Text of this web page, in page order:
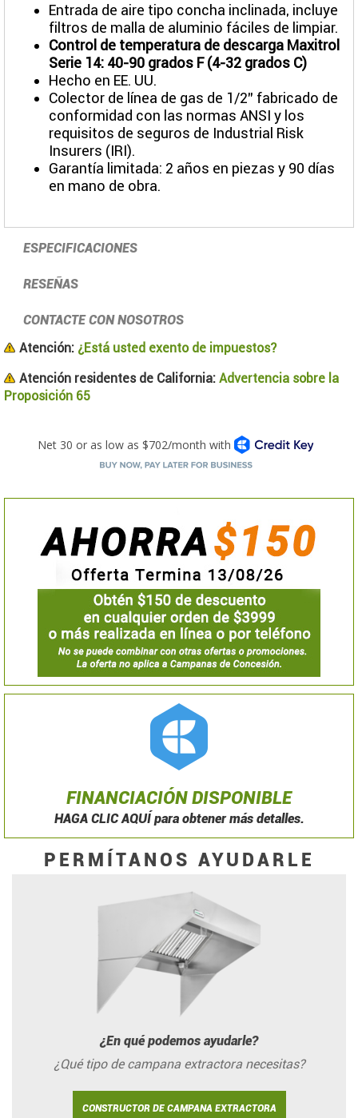
Entrada de aire tipo concha inclinada, incluye
filtros de malla de aluminio fáciles de limpiar.
Control de temperatura de descarga Maxitrol
Serie 14: 40-90 grados F (4-32 grados C)
Hecho en EE. UU.
Colector de línea de gas de 1/2" fabricado de
conformidad con las normas ANSI y los
requisitos de seguros de Industrial Risk
Insurers (IRI).
Garantía limitada: 2 años en piezas y 90 días
en mano de obra.
ESPECIFICACIONES
RESEÑAS
CONTACTE CON NOSOTROS
Atención: ¿Está usted exento de impuestos?
Atención residentes de California: Advertencia sobre la
Proposición 65
FINANCIACIÓN DISPONIBLE
HAGA CLIC AQUÍ para obtener más detalles.
PERMÍTANOS AYUDARLE
¿En qué podemos ayudarle?
¿Qué tipo de campana extractora necesitas?
CONSTRUCTOR DE CAMPANA EXTRACTORA